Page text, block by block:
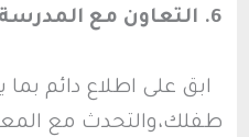
6. التعاون مع المدرسة:
ابق على اطلاع دائم
طفلك،والتحدث مع